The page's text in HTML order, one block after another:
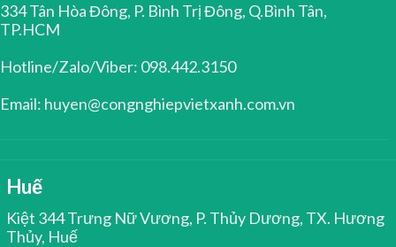
334 Tân Hòa Đông, P. Bình Trị Đông, Q.Bình Tân,
TP.HCM
Hotline/Zalo/Viber: 098.442.3150
Email: huyen@congnghiepvietxanh.com.vn
Huế
Kiệt 344 Trưng Nữ Vương, P. Thủy Dương, TX. Hương
Thủy, Huế